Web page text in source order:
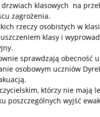
klasowych na
zagrożenia.
rzeczy osobistych w
klasy i
sprawdzają obecność
osobowym uczniów
którzy nie mają
poszczególnych wyjść